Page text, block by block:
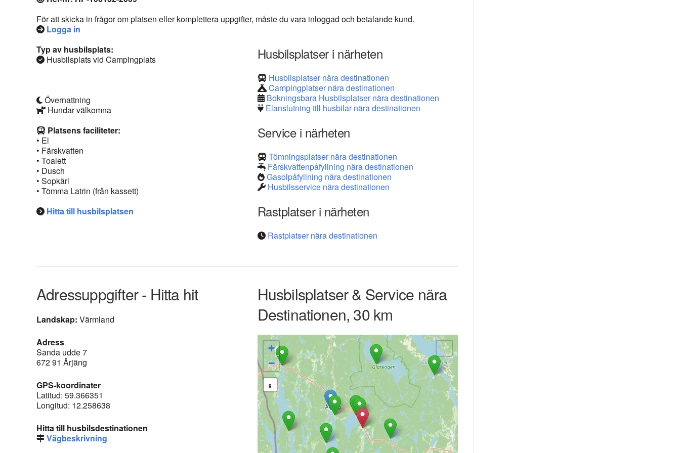
För att skicka in frågor om platsen eller komplettera uppgifter, måste du vara inloggad och betalande kund.
Logga in
Typ av husbilsplats:
Husbilsplats vid Campingplats
Övernattning
Hundar välkomna
Platsens faciliteter:
• El
• Färskvatten
• Toalett
• Dusch
• Sopkärl
• Tömma Latrin (från kassett)
Hitta till husbilsplatsen
Husbilsplatser i närheten
Husbilsplatser nära destinationen
Campingplatser nära destinationen
Bokningsbara Husbilsplatser nära destinationen
Elanslutning till husbilar nära destinationen
Service i närheten
Tömningsplatser nära destinationen
Färskvattenpåfyllning nära destinationen
Gasolpåfyllning nära destinationen
Husbilsservice nära destinationen
Rastplatser i närheten
Rastplatser nära destinationen
Adressuppgifter - Hitta hit
Landskap: Värmland
Adress
Sanda udde 7
672 91 Årjäng
GPS-koordinater
Latitud: 59.366351
Longitud: 12.258638
Hitta till husbilsdestinationen
Vägbeskrivning
Husbilsplatser & Service nära
Destinationen, 30 km
+
−
9